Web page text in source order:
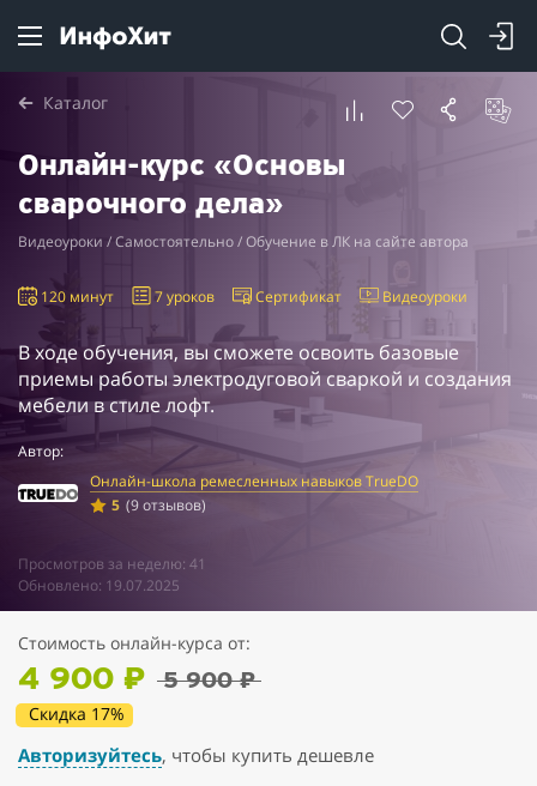
Каталог
Онлайн-курс «Основы
сварочного дела»
Видеоуроки / Самостоятельно / Обучение в ЛК на сайте автора
120 минут 7 уроков Сертификат Видеоуроки
В ходе обучения, вы сможете освоить базовые
приемы работы электродуговой сваркой и создания
мебели в стиле лофт.
Автор:
Онлайн-школа ремесленных навыков TrueDO
5 (9 отзывов)
Просмотров за неделю: 41
Обновлено: 19.07.2025
Стоимость онлайн-курса от:
4 900 ₽ 5 900 ₽
Скидка 17%
Авторизуйтесь, чтобы купить дешевле